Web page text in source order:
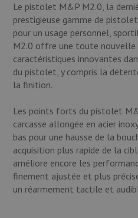
Le pistolet M&P M2.0, la
prestigieuse gamme de
pour un usage personnel,
M2.0 offre une toute nouvelle
caractéristiques innovantes
du pistolet, y compris la
la finition.
Les points forts du pistolet
carcasse allongée en acier
bas pour une hausse de la
acquisition plus rapide de la
améliore encore les
finement ajustée et plus
un réarmement tactile et